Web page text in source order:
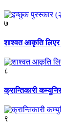
७
शाश्वत आकृति लिएर
८
क्रान्तिकारी
९